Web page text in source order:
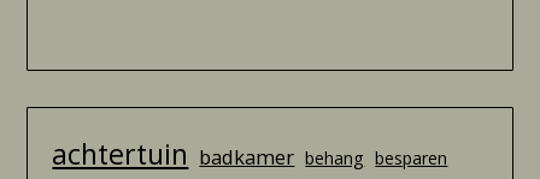
achtertuin badkamer behang besparen